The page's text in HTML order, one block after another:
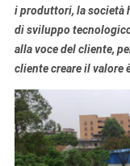
i produttori, la società
di sviluppo
alla voce del cliente,
cliente creare il valore